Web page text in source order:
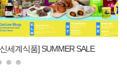
세계식품] SUMMER SALE